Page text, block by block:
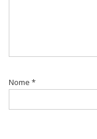
Nome *